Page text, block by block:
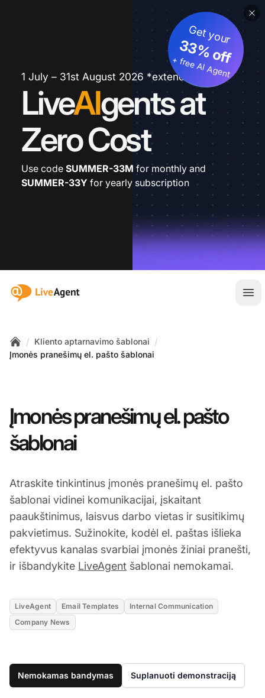
1 July – 31st August 2026 *extended
LiveAIgents at
Zero Cost
Get your
33% off
+ free AI Agent
Use code SUMMER-33M for monthly and
SUMMER-33Y for yearly subscription
:site.title
Home
/ Kliento aptarnavimo šablonai /
Įmonės pranešimų el. pašto šablonai
Įmonės pranešimų el. pašto
šablonai
Atraskite tinkintinus įmonės pranešimų el. pašto
šablonai vidinei komunikacijai, įskaitant
paaukštinimus, laisvus darbo vietas ir susitikimų
pakvietimus. Sužinokite, kodėl el. paštas išlieka
efektyvus kanalas svarbiai įmonės žiniai pranešti,
ir išbandykite LiveAgent šablonai nemokamai.
LiveAgent Email Templates
Internal Communication
Company News
Nemokamas bandymas Suplanuoti demonstraciją